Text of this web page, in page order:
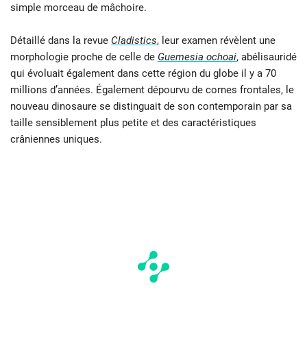
simple morceau de mâchoire.
Détaillé dans la revue Cladistics, leur examen révèlent une
morphologie proche de celle de Guemesia ochoai, abélisauridé
qui évoluait également dans cette région du globe il y a 70
millions d’années. Également dépourvu de cornes frontales, le
nouveau dinosaure se distinguait de son contemporain par sa
taille sensiblement plus petite et des caractéristiques
crâniennes uniques.